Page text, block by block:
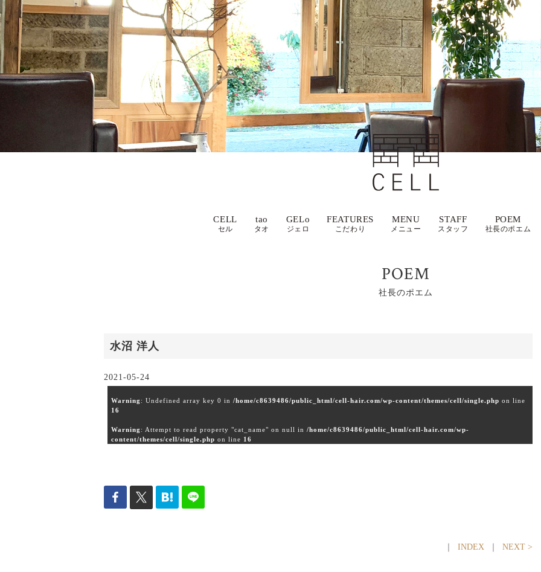
CELL
セル
tao
タオ
GELo
ジェロ
FEATURES
こだわり
MENU
メニュー
STAFF
スタッフ
POEM
社長のポエム
POEM
社長のポエム
水沼 洋人
2021-05-24
Warning : Undefined array key 0 in /home/c8639486/public_html/cell-hair.com/wp-content/themes/cell/single.php on line
16
Warning : Attempt to read property "cat_name" on null in /home/c8639486/public_html/cell-hair.com/wp-
content/themes/cell/single.php on line 16
｜ INDEX ｜ NEXT >